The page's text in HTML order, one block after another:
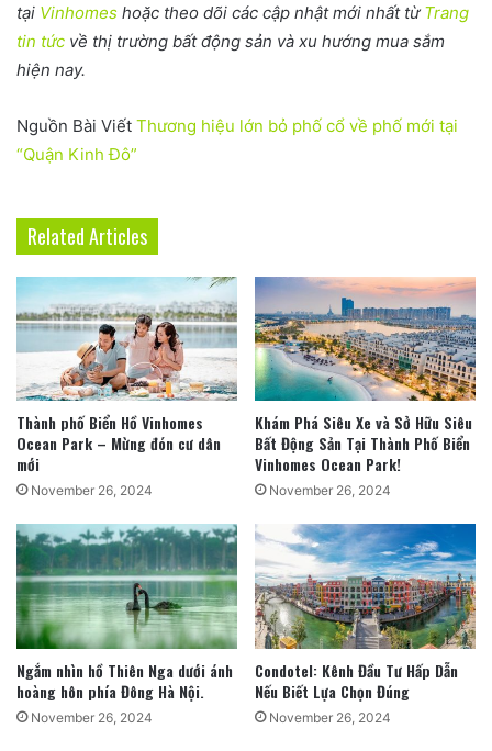
tại Vinhomes hoặc theo dõi các cập nhật mới nhất từTrang
tin tức về thị trường bất động sản và xu hướng mua sắm
hiện nay.
Nguồn Bài Viết Thương hiệu lớn bỏ phố cổ về phố mới tại
“Quận Kinh Đô”
Related Articles
Thành phố Biển Hồ Vinhomes
Ocean Park – Mừng đón cư dân
mới
November 26, 2024
Khám Phá Siêu Xe và Sở Hữu Siêu
Bất Động Sản Tại Thành Phố Biển
Vinhomes Ocean Park!
November 26, 2024
Ngắm nhìn hồ Thiên Nga dưới ánh
hoàng hôn phía Đông Hà Nội.
November 26, 2024
Condotel: Kênh Đầu Tư Hấp Dẫn
Nếu Biết Lựa Chọn Đúng
November 26, 2024